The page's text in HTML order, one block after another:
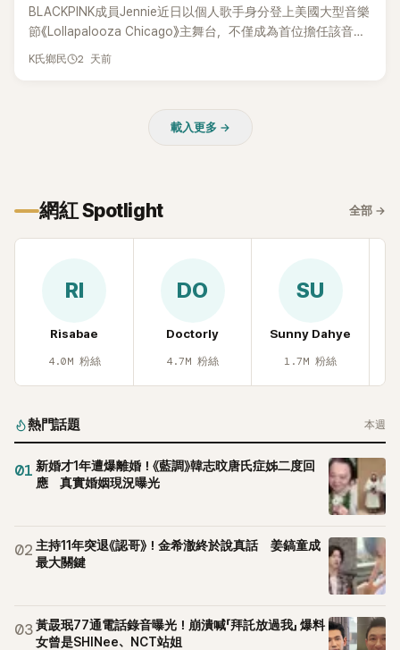
BLACKPINK成員Jennie近日以個人歌手身分登上美國大型音樂
節《Lollapalooza Chicago》主舞台，不僅成為首位擔任該音樂
節Headliner（壓軸主秀）的K-POP女SOLO歌手，寫下全新紀
K氏鄉民 2 天前
載入更多 →
網紅 Spotlight 全部 →
RI
Risabae
4.0M 粉絲
DO
Doctorly
4.7M 粉絲
SU
Sunny Dahye
1.7M 粉絲
熱門話題 本週
01 新婚才1年遭爆離婚！《藍調》韓志旼唐氏症姊二度回
應 真實婚姻現況曝光
02 主持11年突退《認哥》！金希澈終於說真話 姜鎬童成
最大關鍵
03黃晸珉77通電話錄音曝光！崩潰喊「拜託放過我」 爆料
女曾是SHINee、NCT站姐